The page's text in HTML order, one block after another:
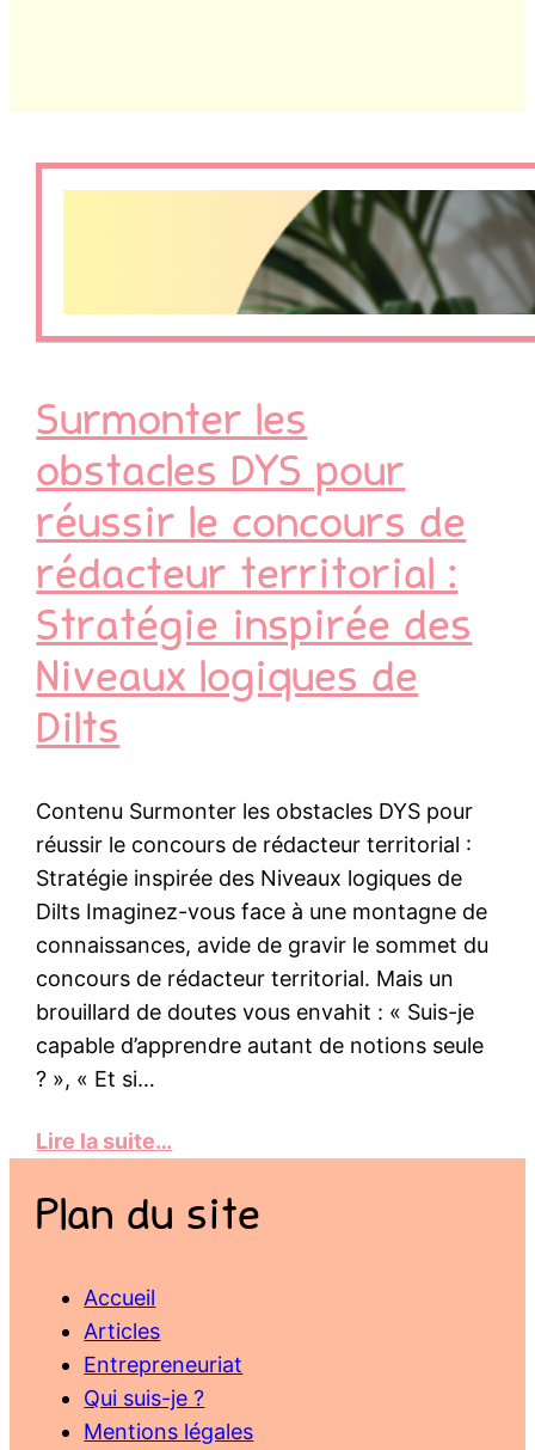
Surmonter les
obstacles DYS pour
réussir le concours de
rédacteur territorial :
Stratégie inspirée des
Niveaux logiques de
Dilts
Contenu Surmonter les obstacles DYS pour
réussir le concours de rédacteur territorial :
Stratégie inspirée des Niveaux logiques de
Dilts Imaginez-vous face à une montagne de
connaissances, avide de gravir le sommet du
concours de rédacteur territorial. Mais un
brouillard de doutes vous envahit : « Suis-je
capable d’apprendre autant de notions seule
? », « Et si…
Lire la suite…
Plan du site
Accueil
Articles
Entrepreneuriat
Qui suis-je ?
Mentions légales